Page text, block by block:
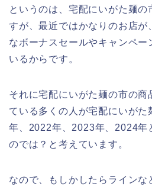
というのは、宅配にいがた麺の
すが、最近ではかなりのお店が
なボーナスセールやキャンペー
いるからです。
それに宅配にいがた麺の市の商
ている多くの人が宅配にいがた
年、2022年、2023年、2024年
のでは？と考えています。
なので、もしかしたらラインな